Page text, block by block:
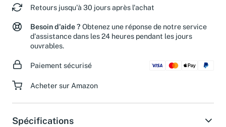
Retours jusqu'à 30 jours après l'achat
Besoin d'aide ? Obtenez une réponse de notre service
d'assistance dans les 24 heures pendant les jours
ouvrables.
Paiement sécurisé
Acheter sur Amazon
Spécifications